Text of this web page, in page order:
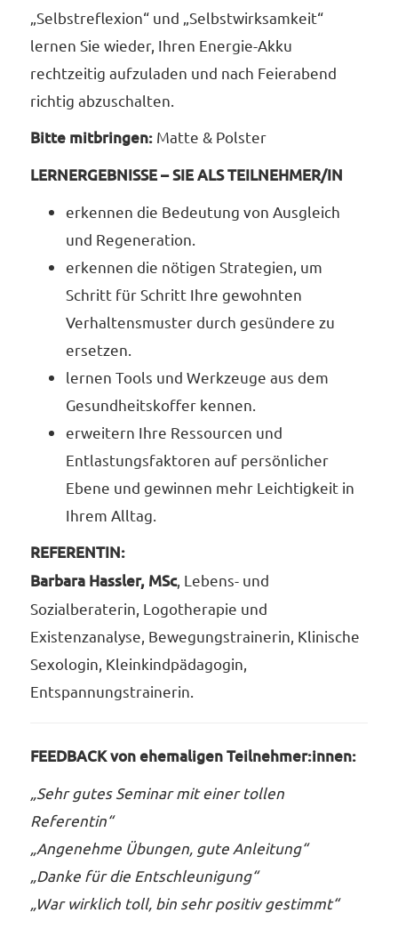
„Selbstreflexion“ und „Selbstwirksamkeit“
lernen Sie wieder, Ihren Energie-Akku
rechtzeitig aufzuladen und nach Feierabend
richtig abzuschalten.
Bitte mitbringen: Matte & Polster
LERNERGEBNISSE – SIE ALS TEILNEHMER/IN
erkennen die Bedeutung von Ausgleich
und Regeneration.
erkennen die nötigen Strategien, um
Schritt für Schritt Ihre gewohnten
Verhaltensmuster durch gesündere zu
ersetzen.
lernen Tools und Werkzeuge aus dem
Gesundheitskoffer kennen.
erweitern Ihre Ressourcen und
Entlastungsfaktoren auf persönlicher
Ebene und gewinnen mehr Leichtigkeit in
Ihrem Alltag.
REFERENTIN:
Barbara Hassler, MSc, Lebens- und
Sozialberaterin, Logotherapie und
Existenzanalyse, Bewegungstrainerin, Klinische
Sexologin, Kleinkindpädagogin,
Entspannungstrainerin.
FEEDBACK von ehemaligen Teilnehmer:innen:
„Sehr gutes Seminar mit einer tollen
Referentin“
„Angenehme Übungen, gute Anleitung“
„Danke für die Entschleunigung“
„War wirklich toll, bin sehr positiv gestimmt“